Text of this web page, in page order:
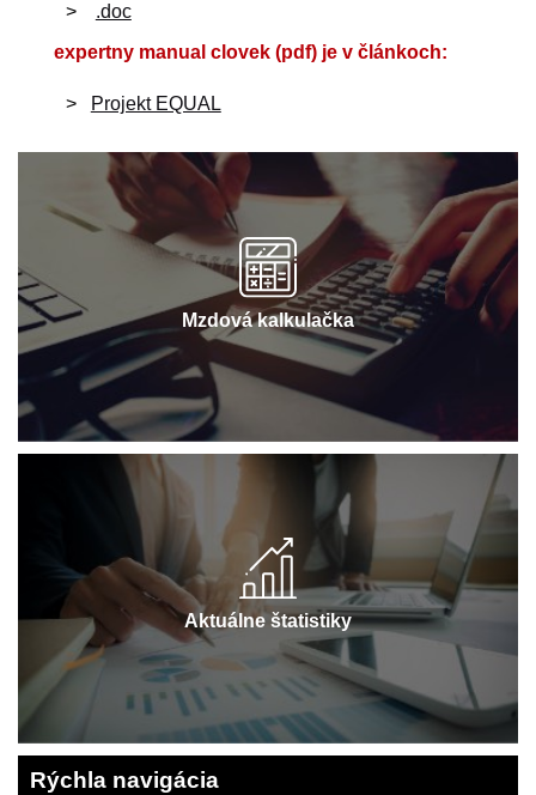
.doc
expertny manual clovek (pdf) je v článkoch:
Projekt EQUAL
Mzdová kalkulačka
Aktuálne štatistiky
Rýchla navigácia